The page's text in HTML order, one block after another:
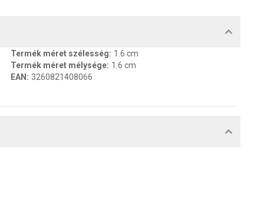
Termék méret szélesség: 1.6 cm
Termék méret mélysége: 1.6 cm
EAN : 3260821408066